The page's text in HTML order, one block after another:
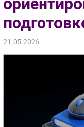
Фиксированная
Интеграция
Рынок ПК
21.05.2026